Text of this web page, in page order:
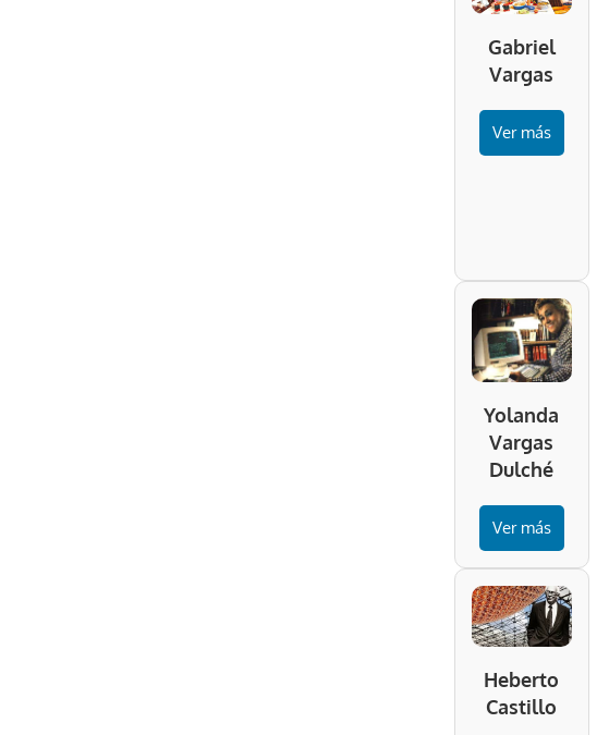
Gabriel
Vargas
Ver más
Yolanda
Vargas
Dulché
Ver más
Heberto
Castillo